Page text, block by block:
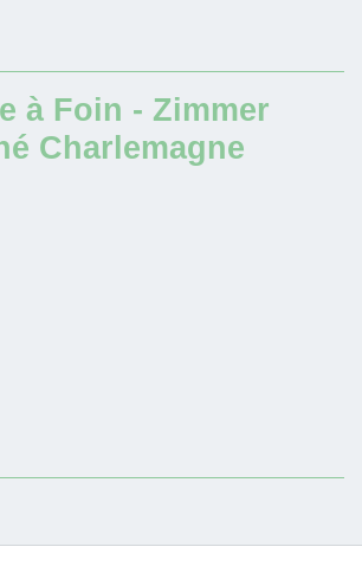
à Foin - Zimmer
Charlemagne